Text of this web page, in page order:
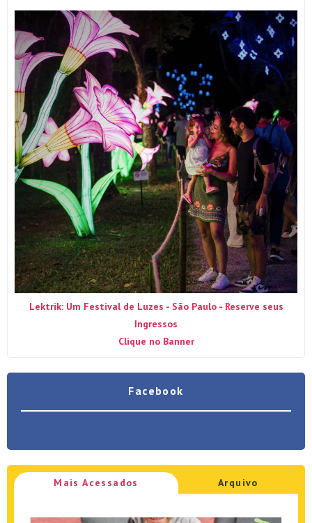
Lektrik: Um Festival de Luzes - São Paulo - Reserve seus
Ingressos
Clique no Banner
Facebook
Mais Acessados Arquivo